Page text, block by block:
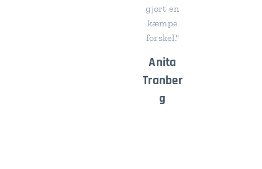
gjort en
kæmpe
forskel."
Anita
Tranber
g